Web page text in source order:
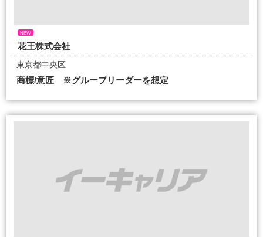
NEW
花王株式会社
東京都中央区
商標/意匠 ※グループリーダーを想定